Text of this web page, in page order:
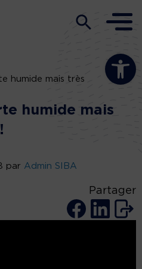
Ouvrir la
humide mais très
humide mais
par Admin SIBA
Partager